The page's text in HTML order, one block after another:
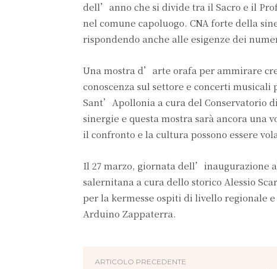
dell’anno che si divide tra il Sacro e il
nel comune capoluogo. CNA forte della
rispondendo anche alle esigenze dei
Una mostra d’arte orafa per ammirare
conoscenza sul settore e concerti
Sant’Apollonia a cura del Conservatorio
sinergie e questa mostra sarà ancora una
il confronto e la cultura possono essere
Il 27 marzo, giornata dell’inaugurazione
salernitana a cura dello storico Alessio
per la kermesse ospiti di livello regionale
Arduino Zappaterra.
ARTICOLO PRECEDENTE